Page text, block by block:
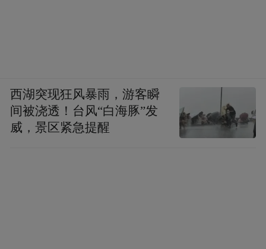
西湖突现狂风暴雨，游客瞬
间被浇透！台风“白海豚”发
威，景区紧急提醒